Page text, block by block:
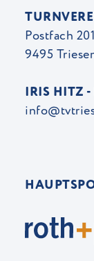
Postfach 201
9495
IRIS HITZ